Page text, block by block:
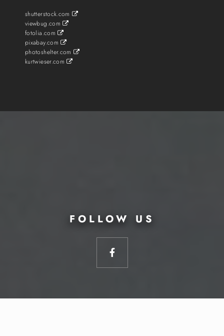
shutterstock.com
viewbug.com
fotolia.com
pixabay.com
photoshelter.com
kurtwieser.com
FOLLOW US